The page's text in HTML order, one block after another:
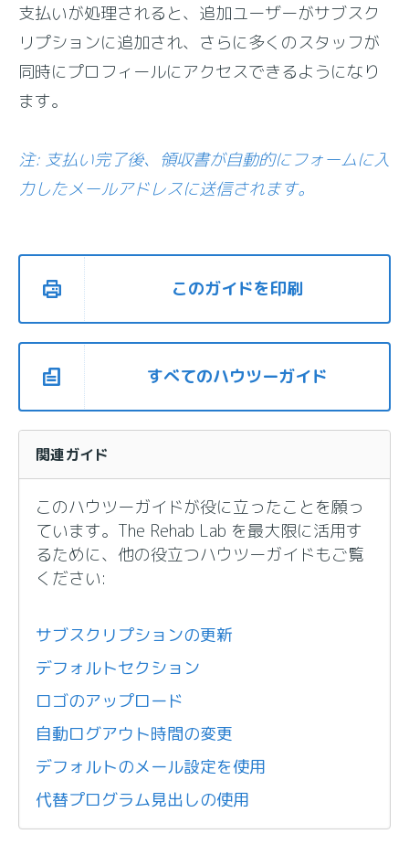
支払いが処理されると、追加ユーザーがサブスク
リプションに追加され、さらに多くのスタッフが
同時にプロフィールにアクセスできるようになり
ます。
注: 支払い完了後、領収書が自動的にフォームに入
力したメールアドレスに送信されます。
このガイドを印刷
すべてのハウツーガイド
関連ガイド
このハウツーガイドが役に立ったことを願っ
ています。The Rehab Lab を最大限に活用す
るために、他の役立つハウツーガイドもご覧
ください:
サブスクリプションの更新
デフォルトセクション
ロゴのアップロード
自動ログアウト時間の変更
デフォルトのメール設定を使用
代替プログラム見出しの使用